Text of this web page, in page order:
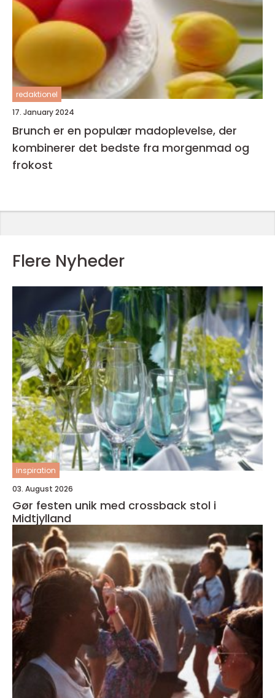
redaktionel
17. January 2024
Brunch er en populær madoplevelse, der
kombinerer det bedste fra morgenmad og
frokost
Flere Nyheder
inspiration
03. August 2026
Gør festen unik med crossback stol i
Midtjylland